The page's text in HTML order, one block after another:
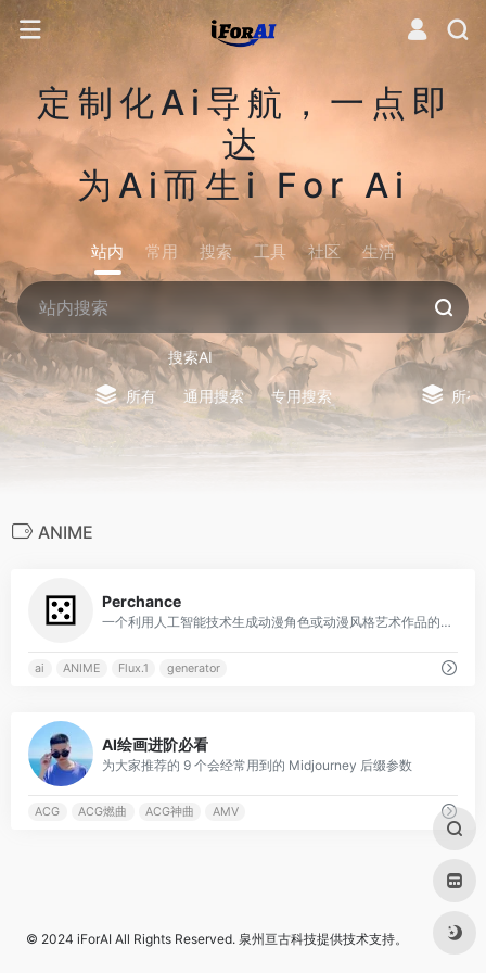
定制化Ai导航，一点即
达
为Ai而生i For Ai
站内 常用 搜索 工具 社区 生活
搜索AI
所有 通用搜索 专用搜索 所有
ANIME
Perchance
一个利用人工智能技术生成动漫角色或动漫风格艺术作品的工具
ai ANIME Flux.1 generator
AI绘画进阶必看
为大家推荐的 9 个会经常用到的 Midjourney 后缀参数
ACG ACG燃曲 ACG神曲 AMV
© 2024 iForAI All Rights Reserved. 泉州亘古科技提供技术支持。